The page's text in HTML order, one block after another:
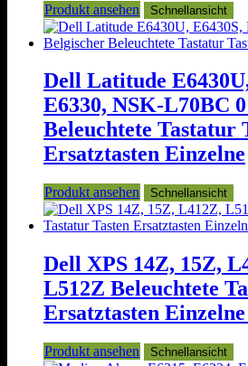
Produkt ansehen Schnellansicht
Dell Latitude
E6330, NSK-L70BC
Beleuchtete Tastatur
Ersatztasten Einzelne
Produkt ansehen Schnellansicht
Dell XPS 14Z, 15Z,
L512Z Beleuchtete
Ersatztasten
Produkt ansehen Schnellansicht